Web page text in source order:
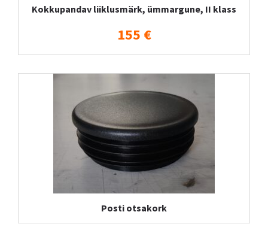
Kokkupandav liiklusmärk, ümmargune, II klass
155 €
Posti otsakork